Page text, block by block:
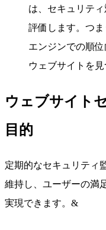
は、セキュリテ
評価します。つ
エンジンでの順
ウェブサイトを見
ウェブサイト
目的
定期的なセキュリティ
維持し、ユーザーの満
実現できます。&